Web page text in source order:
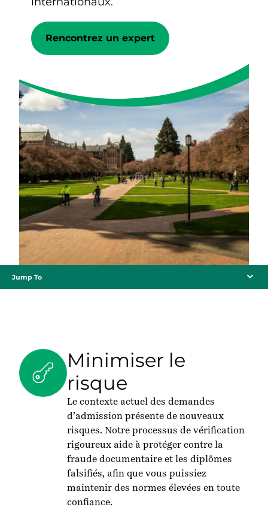
Rencontrez un expert
Jump To
Minimiser le
risque
Le contexte actuel des demandes
d’admission présente de nouveaux
risques. Notre processus de vérification
rigoureux aide à protéger contre la
fraude documentaire et les diplômes
falsifiés, afin que vous puissiez
maintenir des normes élevées en toute
confiance.